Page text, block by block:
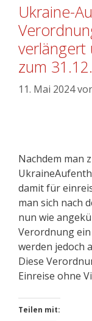
Ukraine-
verlängert
zum
11. Mai 2024
Nachdem man
damit für
man sich nach
nun wie
Verordnung
werden jedoch
Diese
Einreise ohne
Teilen mit: